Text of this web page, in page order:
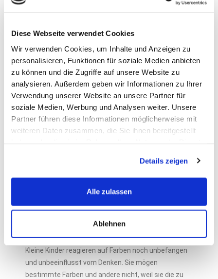
Diese Webseite verwendet Cookies
Wir verwenden Cookies, um Inhalte und Anzeigen zu
personalisieren, Funktionen für soziale Medien anbieten
zu können und die Zugriffe auf unsere Website zu
analysieren. Außerdem geben wir Informationen zu Ihrer
Verwendung unserer Website an unsere Partner für
soziale Medien, Werbung und Analysen weiter. Unsere
Partner führen diese Informationen möglicherweise mit
weiteren Daten zusammen, die Sie ihnen bereitgestellt
Details zeigen
Alle zulassen
Ablehnen
Die Farben der Mandalas
Natur zeigt uns eine unendliche Farbenvielfalt. Farben
können uns erregen und beruhigen, zart oder grell,
lebendig oder langweilig erscheinen. Sie sind ein
natürlicher Bestandteil der Welt die uns umgibt – so
Kleine Kinder reagieren auf Farben noch unbefangen
und unbeeinflusst vom Denken. Sie mögen
bestimmte Farben und andere nicht, weil sie die zu